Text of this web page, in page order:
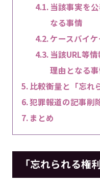
当該事実を
なる事情
ケースバイ
当該URL等
理由となる
比較衡量と「忘れ
犯罪報道の記事削
まとめ
「忘れられる権利